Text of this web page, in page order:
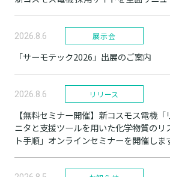
2026.8.6 展示会
「サーモテック2026」出展のご案内
2026.8.6 リリース
【無料セミナー開催】新コスモス電機
ニタと支援ツールを用いた化学物質のリ
ト手順」オンラインセミナーを開催しま